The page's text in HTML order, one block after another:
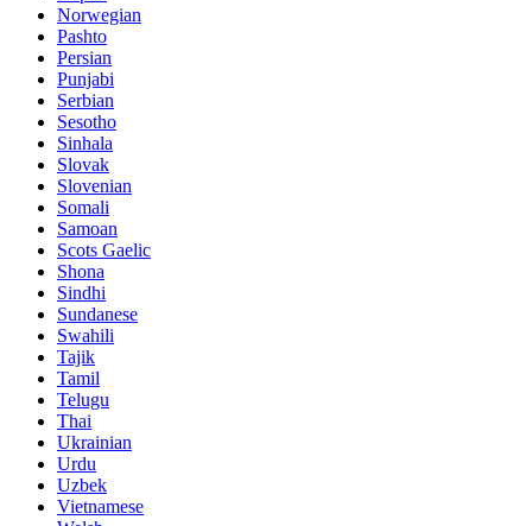
Norwegian
Pashto
Persian
Punjabi
Serbian
Sesotho
Sinhala
Slovak
Slovenian
Somali
Samoan
Scots Gaelic
Shona
Sindhi
Sundanese
Swahili
Tajik
Tamil
Telugu
Thai
Ukrainian
Urdu
Uzbek
Vietnamese